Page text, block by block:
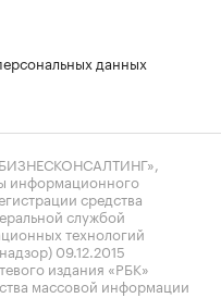
данных
информационного
средства
службой
технологий
09.12.2015
издания «РБК»
массовой информации